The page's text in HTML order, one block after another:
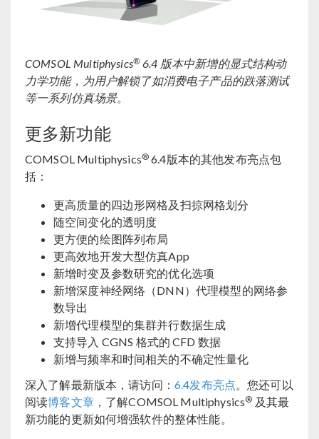
COMSOL Multiphysics® 6.4 版本中新增的显式结构动
力学功能，为用户解锁了如消费电子产品的跌落测试
等一系列仿真场景。
更多新功能
COMSOL Multiphysics® 6.4版本的其他发布亮点包
括：
更高质量的四边形网格及扫掠网格划分
随空间变化的透明度
更方便的绘图阵列布局
更高效地开发大型仿真App
新增时变及参数研究的优化选项
新增深度神经网络（DNN）代理模型的网络参
数导出
新增代理模型的集群并行数据生成
支持导入 CGNS 格式的 CFD 数据
新增与频率和时间相关的不确定性量化
深入了解最新版本，请访问： 6.4发布亮点。您还可以
阅读博客文章，了解COMSOL Multiphysics® 及其最
新功能的更新如何增强软件的整体性能。